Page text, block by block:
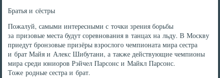
Братья и сёстры
Пожалуй, самыми интересными с точки зрения борьбы
за призовые места будут соревнования в танцах на льду. В Москву
приедут бронзовые призёры взрослого чемпионата мира сестра
и брат Майя и Алекс Шибутани, а также действующие чемпионы
мира среди юниоров Рэйчел Парсонс и Майкл Парсонс.
Тоже родные сестра и брат.